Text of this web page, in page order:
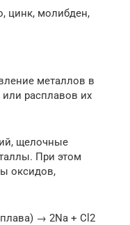
цинк, молибден,
металлов в
или расплавов их
щелочные
При этом
оксидов,
→ 2Na + Cl2